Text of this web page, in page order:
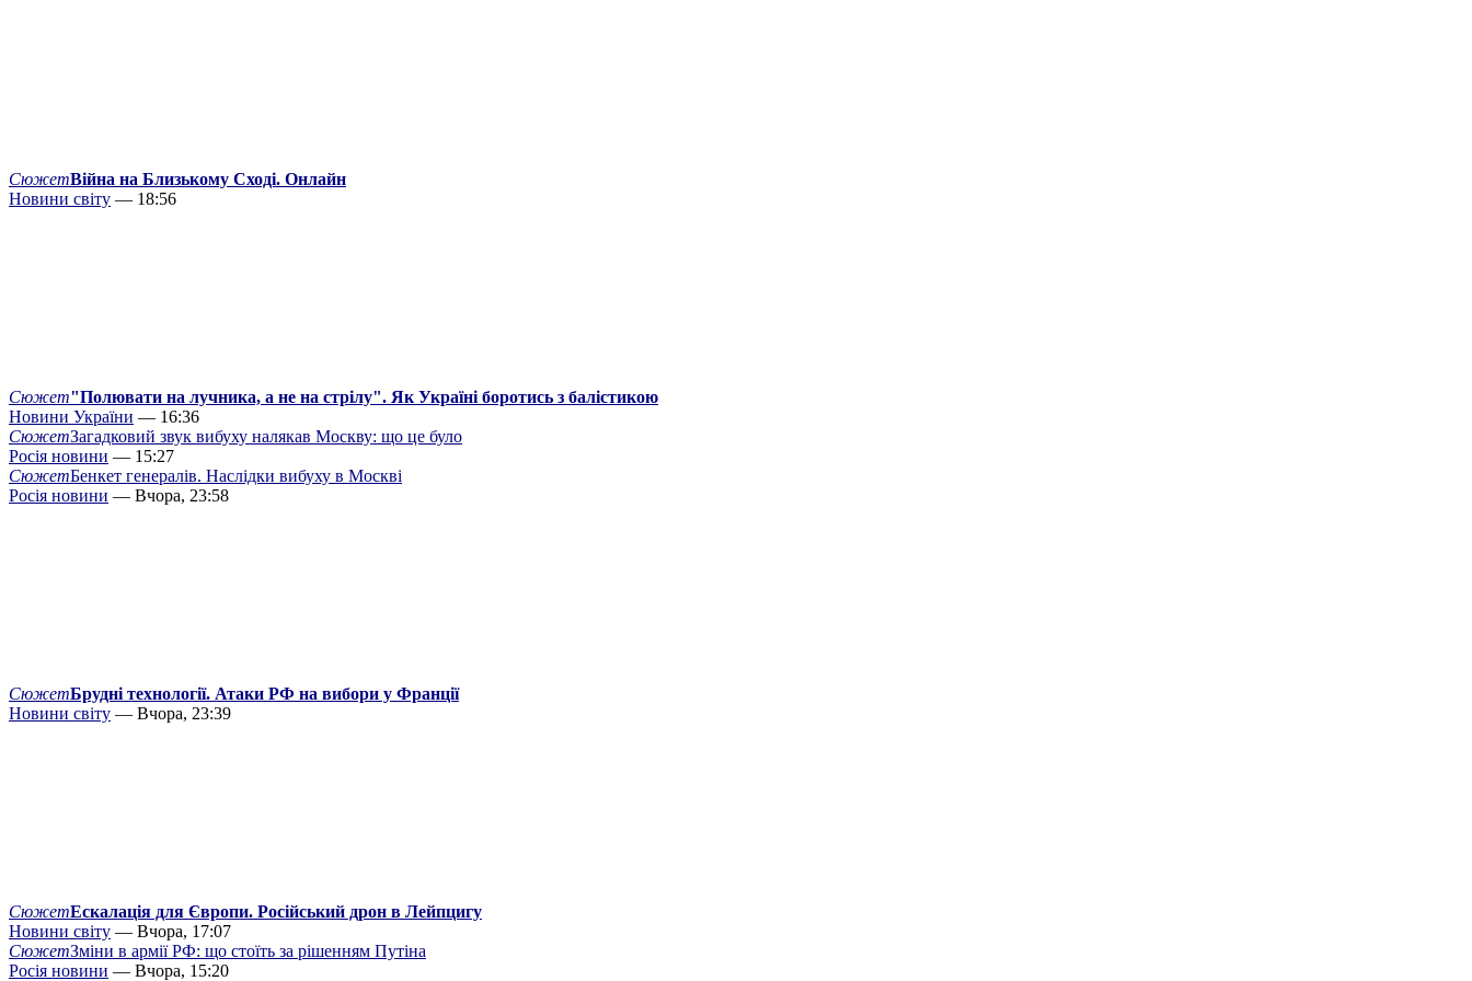
СюжетВійна на Близькому Сході. Онлайн
Новини світу — 18:56
Сюжет"Полювати на лучника, а не на стрілу". Як Україні боротись з балістикою
Новини України — 16:36
СюжетЗагадковий звук вибуху налякав Москву: що це було
Росія новини — 15:27
СюжетБенкет генералів. Наслідки вибуху в Москві
Росія новини — Вчора, 23:58
СюжетБрудні технології. Атаки РФ на вибори у Франції
Новини світу — Вчора, 23:39
СюжетЕскалація для Європи. Російський дрон в Лейпцигу
Новини світу — Вчора, 17:07
СюжетЗміни в армії РФ: що стоїть за рішенням Путіна
Росія новини — Вчора, 15:20